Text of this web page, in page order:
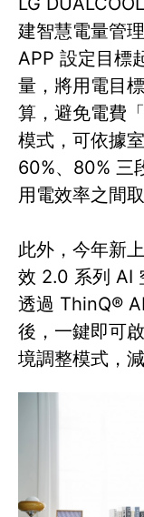
建智慧電量管
APP 設定目標
量，將用電目
算，避免電費
模式，可依據
60%、80% 三
用電效率之間取
此外，今年新
效 2.0 系列 AI
透過 ThinQ®
後，一鍵即可
境調整模式，